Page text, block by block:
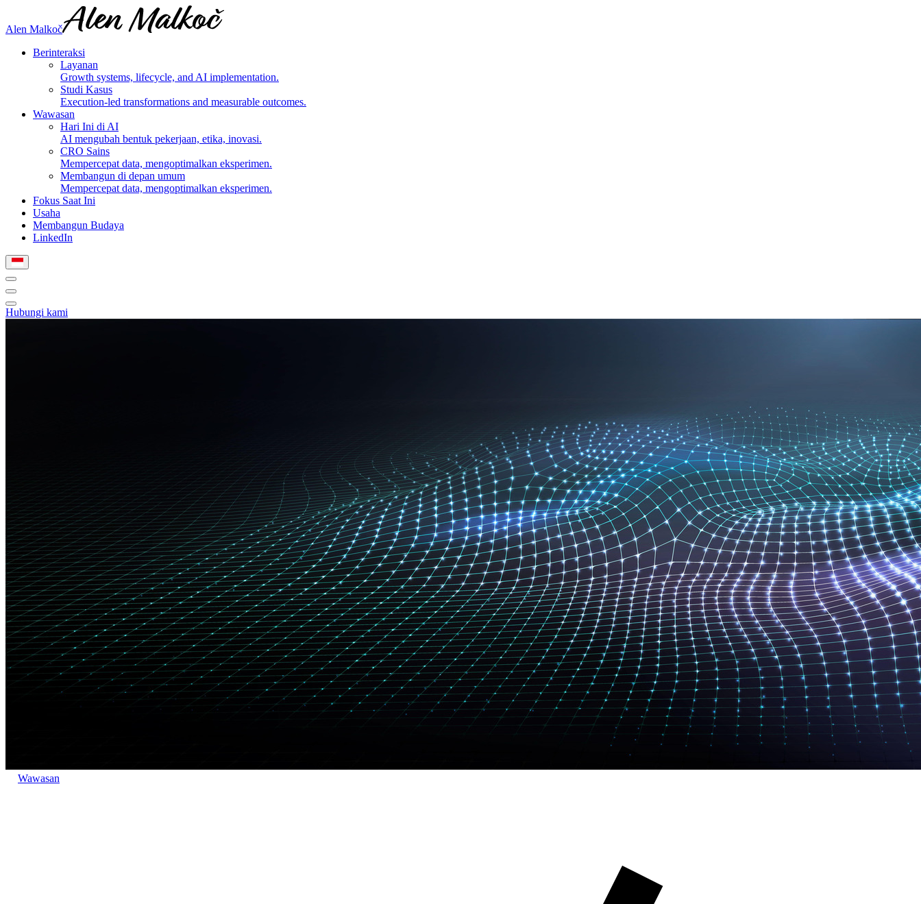
Alen Malkoč
Berinteraksi
Layanan
Growth systems, lifecycle, and AI implementation.
Studi Kasus
Execution-led transformations and measurable outcomes.
Wawasan
Hari Ini di AI
AI mengubah bentuk pekerjaan, etika, inovasi.
CRO Sains
Mempercepat data, mengoptimalkan eksperimen.
Membangun di depan umum
Mempercepat data, mengoptimalkan eksperimen.
Fokus Saat Ini
Usaha
Membangun Budaya
LinkedIn
Hubungi kami
Wawasan